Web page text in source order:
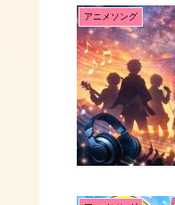
アニメソング